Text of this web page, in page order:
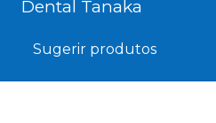
Dental Tanaka
Sugerir produtos